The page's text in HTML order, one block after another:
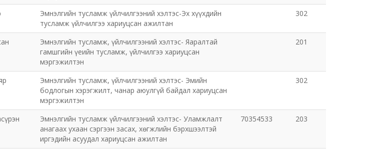
Эмнэлгийн тусламж үйлчилгээний хэлтэс-Эх хүүхдийн
тусламж үйлчилгээ хариуцсан ажилтан
302
Эмнэлгийн тусламж, үйлчилгээний хэлтэс- Яаралтай
гамшгийн үеийн тусламж, үйлчилгээ хариуцсан
мэргэжилтэн
201
Эмнэлгийн тусламж, үйлчилгээний хэлтэс- Эмийн
бодлогын хэрэгжилт, чанар аюулгүй байдал хариуцсан
мэргэжилтэн
302
Эмнэлгийн тусламж үйлчилгээний хэлтэс- Уламжлалт
анагаах ухаан сэргээн засах, хөгжлийн бэрхшээлтэй
иргэдийн асуудал хариуцсан ажилтан
70354533 203